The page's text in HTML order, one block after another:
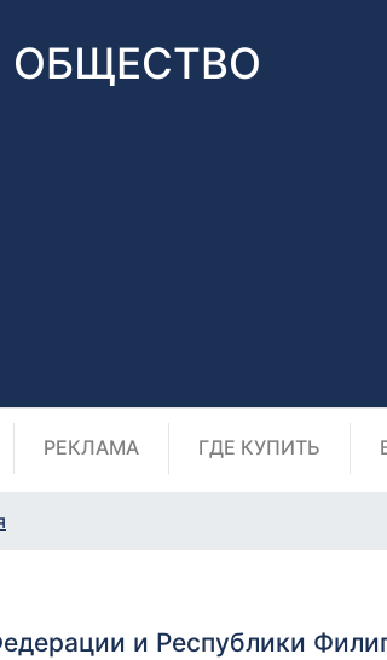
ОБЩЕСТВО
РЕКЛАМА ГДЕ КУПИТЬ
и Республики